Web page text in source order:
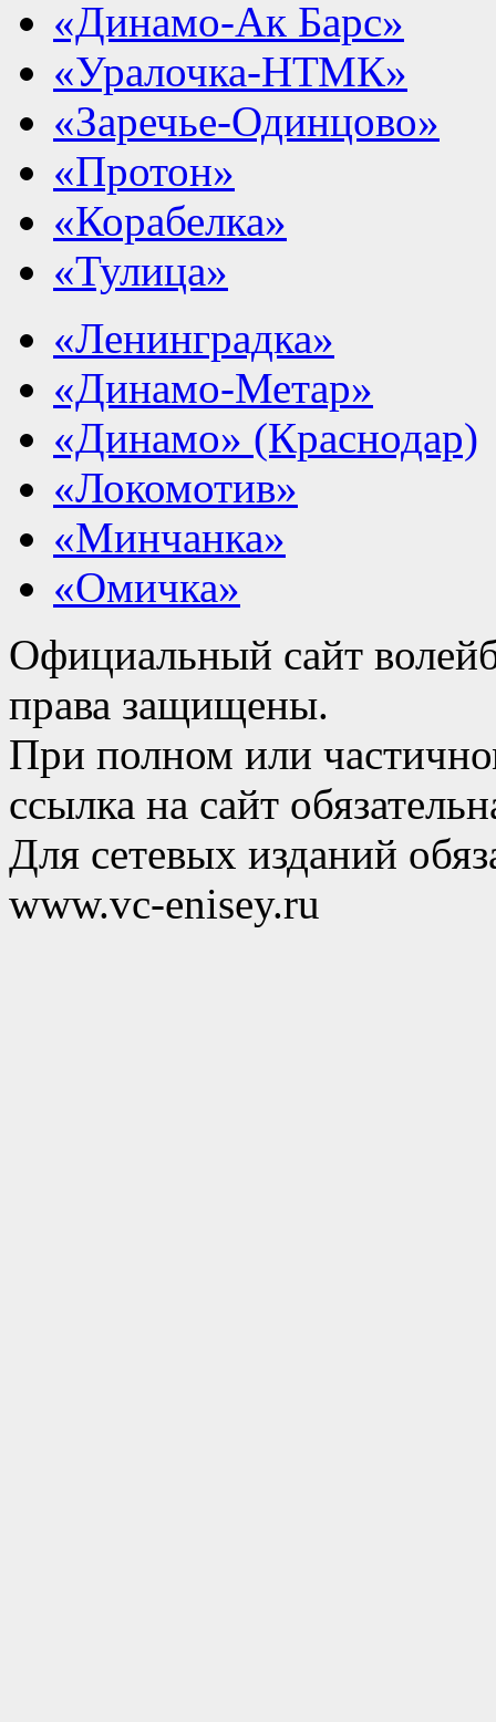
«Динамо-Ак Барс»
«Уралочка-НТМК»
«Заречье-Одинцово»
«Протон»
«Корабелка»
«Тулица»
«Ленинградка»
«Динамо-Метар»
«Динамо» (Краснодар)
«Локомотив»
«Минчанка»
«Омичка»
Официальный сайт
права защищены.
При полном или
ссылка на сайт
Для сетевых изданий
www.vc-enisey.ru